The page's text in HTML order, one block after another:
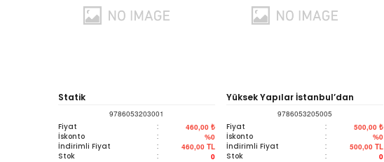
Statik
9786053203001
Fiyat : 460,00 ₺
İskonto : %0
İndirimli Fiyat : 460,00 TL
Stok : 0
Yüksek Yapılar İstanbul’dan
Örnekler
9786053205005
Fiyat : 500,00 ₺
İskonto : %0
İndirimli Fiyat : 500,00 TL
Stok : 0